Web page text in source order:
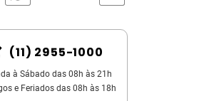
(11) 2955-1000
à Sábado das 08h às 21h
e Feriados das 08h às 18h